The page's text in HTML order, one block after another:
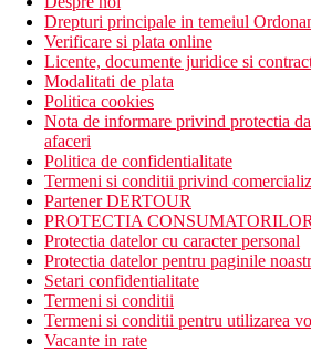
Drepturi principale in temeiul
Verificare si plata online
Licente, documente juridice si
Modalitati de plata
Politica cookies
Nota de informare privind protectia
afaceri
Politica de confidentialitate
Termeni si conditii privind
Partener DERTOUR
PROTECTIA
Protectia datelor cu caracter personal
Protectia datelor pentru paginile
Setari confidentialitate
Termeni si conditii
Termeni si conditii pentru utilizarea
Vacante in rate